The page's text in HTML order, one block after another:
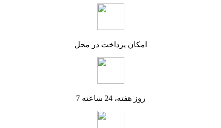
امکان پرداخت در محل
7 روز هفته، 24 ساعته